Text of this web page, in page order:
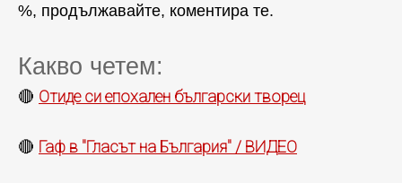
%, продължавайте, коментира те.
Какво четем:
🔴 Отиде си епохален български творец
🔴 Гаф в "Гласът на България" / ВИДЕО